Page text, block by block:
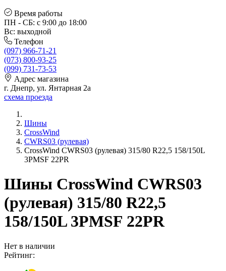
Время работы
ПН - СБ: с 9:00 до 18:00
Вс: выходной
Телефон
(097) 966-71-21
(073) 800-93-25
(099) 731-73-53
Адрес магазина
г. Днепр, ул. Янтарная 2а
схема проезда
Шины
CrossWind
CWRS03 (рулевая)
CrossWind CWRS03 (рулевая) 315/80 R22,5 158/150L
3PMSF 22PR
Шины CrossWind CWRS03
(рулевая) 315/80 R22,5
158/150L 3PMSF 22PR
Нет в наличии
Рейтинг: